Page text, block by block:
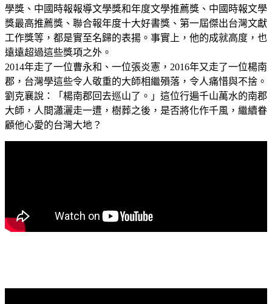
學獎、中國時報報導文學獎和年度文學推薦獎、中國時報文學
獎最高推薦獎、聯合報年度十大好書獎、第一屆傑出台灣文獻
工作獎等，都是實至名歸的表揚。事實上，他的成就高度，也
遠遠超過這些獎項之外。
2014年走了一位曹永和、一位張炎憲，2016年又走了一位楊南
郡，台灣學這些令人敬重的大師相繼殞落，令人痛惜與不捨。
劉克襄說：「楊南郡回去巡山了。」這位行遍千山萬水的南郡
大師，人間瀟灑走一遭，樹葬之後，是否將化作千風，繼續眷
顧他心愛的台灣大地？